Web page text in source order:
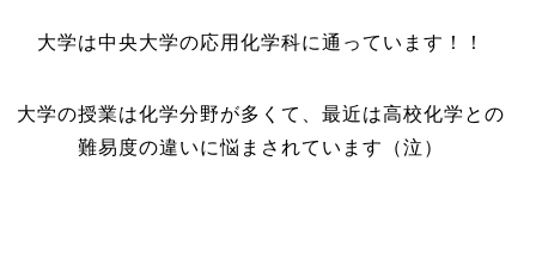
大学は中央大学の応用化学科に通っています！！
大学の授業は化学分野が多くて、最近は高校化学との
難易度の違いに悩まされています（泣）